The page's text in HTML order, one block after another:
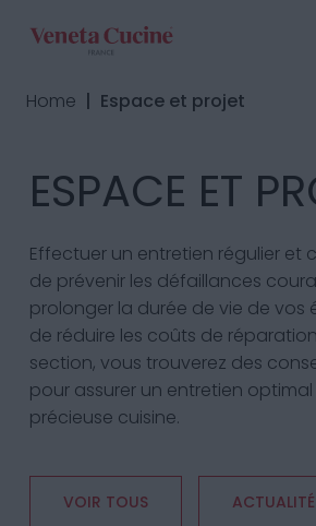
Home | Espace et projet
ESPACE ET
Effectuer un entretien régulier et
de prévenir les défaillances
prolonger la durée de vie de vos
de réduire les coûts de
section, vous trouverez des
pour assurer un entretien
précieuse cuisine.
VOIR TOUS